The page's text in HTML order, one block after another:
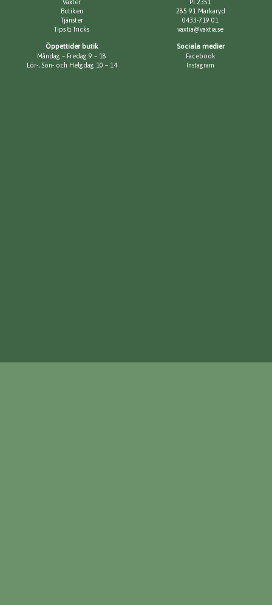
Växter
Butiken
Tjänster
Tips & Tricks
Pl 2351
285 91 Markaryd
0433-719 01
vaxtia@vaxtia.se
Öppettider butik
Måndag – Fredag 9 – 18
Lör-, Sön- och Helgdag 10 – 14
Sociala medier
Facebook
Instagram